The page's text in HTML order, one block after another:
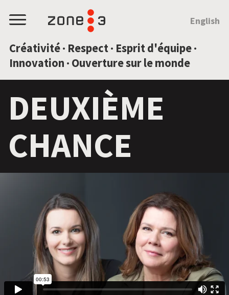
Menu
Créativité · Respect · Esprit d'équipe ·
Innovation · Ouverture sur le monde
English
DEUXIÈME
CHANCE